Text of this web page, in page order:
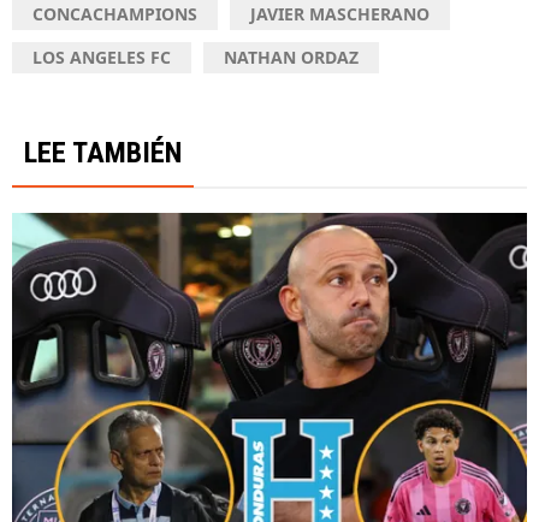
CONCACHAMPIONS
JAVIER MASCHERANO
LOS ANGELES FC
NATHAN ORDAZ
LEE TAMBIÉN